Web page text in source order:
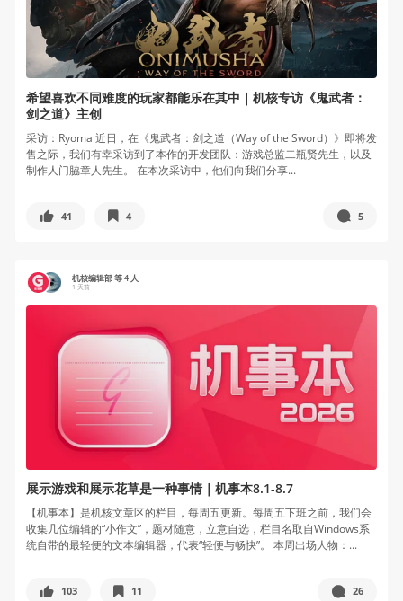
希望喜欢不同难度的玩家都能乐在其中｜机核专访《鬼武者：
剑之道》主创
采访：Ryoma 近日，在《鬼武者：剑之道（Way of the Sword）》即将发
售之际，我们有幸采访到了本作的开发团队：游戏总监二瓶贤先生，以及
制作人门脇章人先生。 在本次采访中，他们向我们分享...
41 4 5
机核编辑部 等 4 人
1 天前
展示游戏和展示花草是一种事情｜机事本8.1-8.7
【机事本】是机核文章区的栏目，每周五更新。每周五下班之前，我们会
收集几位编辑的“小作文”，题材随意，立意自选，栏目名取自Windows系
统自带的最轻便的文本编辑器，代表“轻便与畅快”。 本周出场人物：...
103 11 26